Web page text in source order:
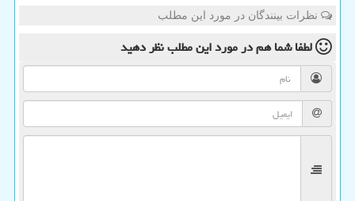
نظرات بینندگان در مورد این مطلب
لطفا شما همدر مورد این مطلبنظر دهید